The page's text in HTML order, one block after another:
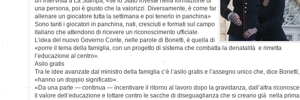
una persona, poi è giusto che la valorizzi. Diversamente, è come far
allenare un giocatore tutta la settimana e poi tenerlo in panchina»
Sono tanti i giocatori in panchina, nati, cresciuti e formati sul campo
italiano che attendono di ricevere un riconoscimento ufficiale.
L’idea del nuovo Governo Conte, nelle parole di Bonetti, è quella di
«porre il tema della famiglia, con un progetto di sistema che combatta la denatalità e rimetta
l’educazione al centro».
Asilo gratis
Tra le idee avanzate dal ministro della famiglia c’è l’asilo gratis e l’assegno unico che, dice Bonetti,
«hanno un doppio significato».
«Da una parte — continua — incentivare il ritorno al lavoro dopo la gravidanza, dall’altra
il valore dell’educazione e lottare contro le sacche di diseguaglianza che si creano già nella prima